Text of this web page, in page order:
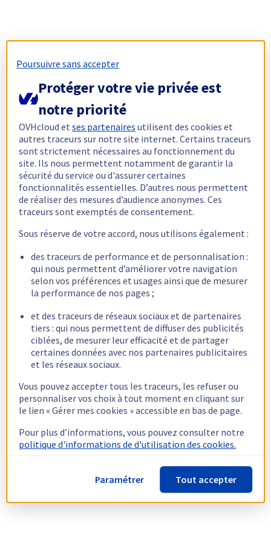
Poursuivre sans accepter
Protéger votre vie privée est
notre priorité
OVHcloud etses partenaires utilisent des cookies et
autres traceurs sur notre site internet. Certains traceurs
sont strictement nécessaires au fonctionnement du
site. Ils nous permettent notamment de garantir la
sécurité du service ou d'assurer certaines
fonctionnalités essentielles. D’autres nous permettent
de réaliser des mesures d’audience anonymes. Ces
traceurs sont exemptés de consentement.
Sous réserve de votre accord, nous utilisons également :
des traceurs de performance et de personnalisation :
qui nous permettent d’améliorer votre navigation
selon vos préférences et usages ainsi que de mesurer
la performance de nos pages ;
et des traceurs de réseaux sociaux et de partenaires
tiers : qui nous permettent de diffuser des publicités
ciblées, de mesurer leur efficacité et de partager
certaines données avec nos partenaires publicitaires
et les réseaux sociaux.
Vous pouvez accepter tous les traceurs, les refuser ou
personnaliser vos choix à tout moment en cliquant sur
le lien « Gérer mes cookies » accessible en bas de page.
Pour plus d’informations, vous pouvez consulter notre
politique d'informations de d'utilisation des cookies.
Paramétrer Tout accepter